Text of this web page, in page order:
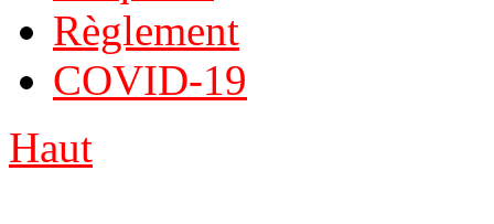
Règlement
COVID-19
Haut